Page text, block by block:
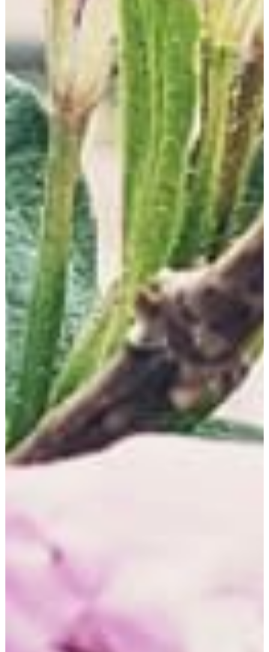
Analyse Tools und Werbung
Matomo
Diese Website benutzt den Open Source
Webanalysedienst Matomo. Matomo verwendet so
genannte "Cookies". Das sind Textdateien, die auf Ihrem
Computer gespeichert werden und die eine Analyse
der Benutzung der Website durch Sie ermöglichen.
Dazu werden die durch den Cookie erzeugten
Informationen über die Benutzung dieser Website auf
unserem Server gespeichert. Die IP-Adresse wird vor
der Speicherung anonymisiert.
Matomo-Cookies verbleiben auf Ihrem Endgerät, bis
Sie sie löschen.
Die Speicherung von Matomo-Cookies erfolgt auf
Grundlage von Art. 6 Abs. 1 lit. f DSGVO. Der
Websitebetreiber hat ein berechtigtes Interesse an der
anonymisierten Analyse des Nutzerverhaltens, um
sowohl sein Webangebot als auch seine Werbung zu
optimieren.
Die durch den Cookie erzeugten Informationen über die
Benutzung dieser Website werden nicht an Dritte
weitergegeben. Sie können die Speicherung der
Cookies durch eine entsprechende Einstellung Ihrer
Browser-Software verhindern; wir weisen Sie jedoch
darauf hin, dass Sie in diesem Fall gegebenenfalls nicht
sämtliche Funktionen dieser Website vollumfänglich
werden nutzen können.
Wenn Sie Ihre Cookies löschen, hat dies zur Folge, dass
auch das Matomo Opt-Out-Cookie gelöscht wird. Das